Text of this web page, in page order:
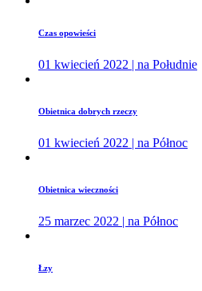
Czas opowieści
01 kwiecień 2022 | na Południe
Obietnica dobrych rzeczy
01 kwiecień 2022 | na Północ
Obietnica wieczności
25 marzec 2022 | na Północ
Łzy